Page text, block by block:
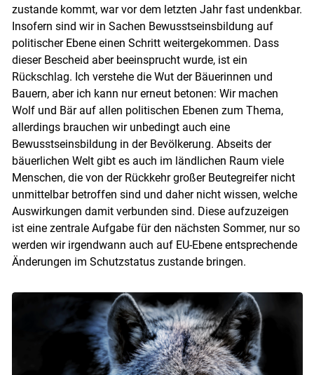
Skip to main content
zustande kommt, war vor dem letzten Jahr fast undenkbar.
Insofern sind wir in Sachen Bewusstseinsbildung auf
politischer Ebene einen Schritt weitergekommen. Dass
dieser Bescheid aber beeinsprucht wurde, ist ein
Rückschlag. Ich verstehe die Wut der Bäuerinnen und
Bauern, aber ich kann nur erneut betonen: Wir machen
Wolf und Bär auf allen politischen Ebenen zum Thema,
allerdings brauchen wir unbedingt auch eine
Bewusstseinsbildung in der Bevölkerung. Abseits der
bäuerlichen Welt gibt es auch im ländlichen Raum viele
Menschen, die von der Rückkehr großer Beutegreifer nicht
unmittelbar betroffen sind und daher nicht wissen, welche
Auswirkungen damit verbunden sind. Diese aufzuzeigen
ist eine zentrale Aufgabe für den nächsten Sommer, nur so
werden wir irgendwann auch auf EU-Ebene entsprechende
Änderungen im Schutzstatus zustande bringen.